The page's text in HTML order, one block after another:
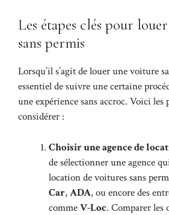
Les étapes clés pour
sans permis
Lorsqu’il s’agit de louer une voiture
essentiel de suivre une certaine
une expérience sans accroc. Voici les
considérer :
Choisir une agence de
de sélectionner une agence
location de voitures sans
Car,ADA, ou encore des
commeV-Loc. Comparer les